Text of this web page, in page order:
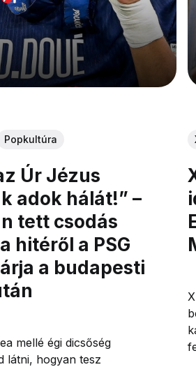
Popkultúra
Úr Jézus
adok hálát!” –
tett csodás
hitéről a PSG
a budapesti
mellé égi dicsőség
látni, hogyan tesz